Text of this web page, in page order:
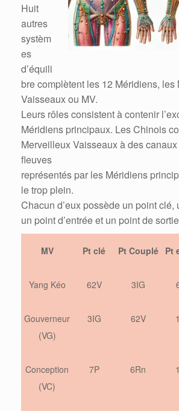
Huit
autres
systèm
es
d’équili
bre complètent les 12 Méridiens, les
Vaisseaux ou MV.
Leurs rôles consistent à contenir
Méridiens principaux. Les Chinois
Merveilleux Vaisseaux à des
fleuves
représentés par les Méridiens
le trop plein.
Chacun d’eux possède un point clé,
un point d’entrée et un point de
MV Pt clé Pt Couplé Pt
Yang Kéo 62V 3IG
Gouverneur
(VG)
3IG 62V
Conception
(VC)
7P 6Rn